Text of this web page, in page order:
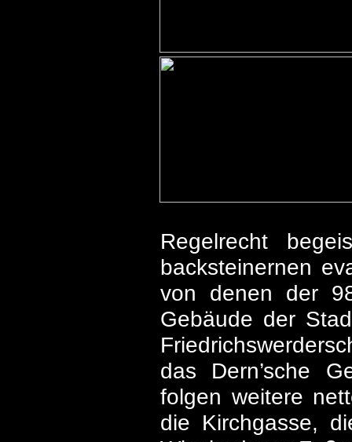
Regelrecht
backsteinernen
von denen der
Gebäude der
das Dern’sche
folgen weitere
die Kirchgasse,